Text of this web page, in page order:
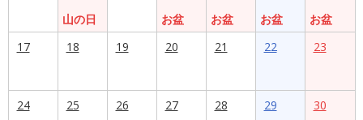
山の日
お盆
お盆
お盆
お盆
17
18 19 20 21 22 23
24 25 26 27 28 29 30